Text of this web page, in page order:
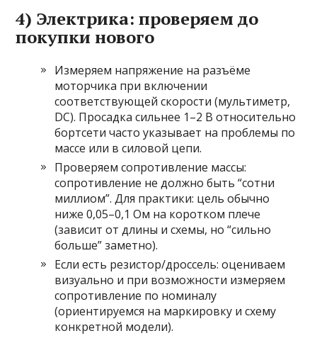
4) Электрика: проверяем до
покупки нового
Измеряем напряжение на разъёме
моторчика при включении
соответствующей скорости (мультиметр,
DC). Просадка сильнее 1–2 В относительно
бортсети часто указывает на проблемы по
массе или в силовой цепи.
Проверяем сопротивление массы:
сопротивление не должно быть “сотни
миллиом”. Для практики: цель обычно
ниже 0,05–0,1 Ом на коротком плече
(зависит от длины и схемы, но “сильно
больше” заметно).
Если есть резистор/дроссель: оцениваем
визуально и при возможности измеряем
сопротивление по номиналу
(ориентируемся на маркировку и схему
конкретной модели).